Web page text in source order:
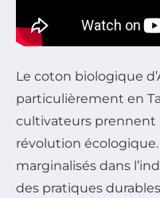
Le coton biologique
particulièrement en
cultivateurs prennent
révolution
marginalisés dans
des pratiques